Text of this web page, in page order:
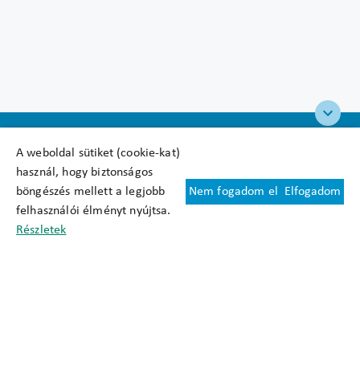
A weboldal sütiket (cookie-kat)
használ, hogy biztonságos
böngészés mellett a legjobb
felhasználói élményt nyújtsa.
Részletek
Nem fogadom el Elfogadom
Felhasználási feltételek